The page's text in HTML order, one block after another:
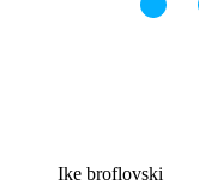
Ike broflovski